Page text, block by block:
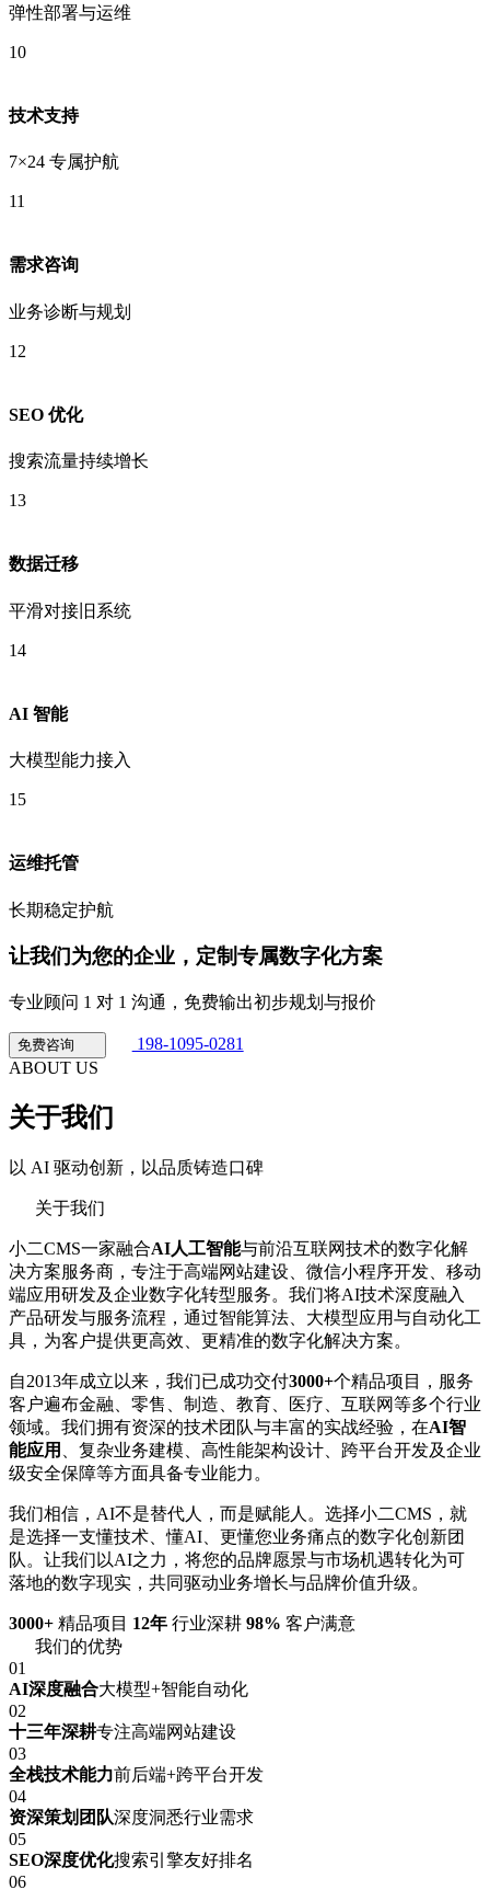
弹性部署与运维
10
技术支持
7×24 专属护航
11
需求咨询
业务诊断与规划
12
SEO 优化
搜索流量持续增长
13
数据迁移
平滑对接旧系统
14
AI 智能
大模型能力接入
15
运维托管
长期稳定护航
让我们为您的企业，定制专属数字化方案
专业顾问 1 对 1 沟通，免费输出初步规划与报价
免费咨询
198-1095-0281
ABOUT US
关于我们
以 AI 驱动创新，以品质铸造口碑
关于我们
小二CMS一家融合AI人工智能与前沿互联网技术的数字化解
决方案服务商，专注于高端网站建设、微信小程序开发、移动
端应用研发及企业数字化转型服务。我们将AI技术深度融入
产品研发与服务流程，通过智能算法、大模型应用与自动化工
具，为客户提供更高效、更精准的数字化解决方案。
自2013年成立以来，我们已成功交付3000+个精品项目，服务
客户遍布金融、零售、制造、教育、医疗、互联网等多个行业
领域。我们拥有资深的技术团队与丰富的实战经验，在AI智
能应用
、复杂业务建模、高性能架构设计、跨平台开发及企业
级安全保障等方面具备专业能力。
我们相信，AI不是替代人，而是赋能人。选择小二CMS，就
是选择一支懂技术、懂AI、更懂您业务痛点的数字化创新团
队。让我们以AI之力，将您的品牌愿景与市场机遇转化为可
落地的数字现实，共同驱动业务增长与品牌价值升级。
3000+ 精品项目 12年 行业深耕 98% 客户满意
我们的优势
01
AI深度融合大模型+智能自动化
02
十三年深耕专注高端网站建设
03
全栈技术能力前后端+跨平台开发
04
资深策划团队深度洞悉行业需求
05
SEO深度优化搜索引擎友好排名
06